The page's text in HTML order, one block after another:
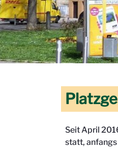
Seit April
statt,